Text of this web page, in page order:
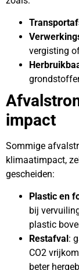
vergisting
impact
Sommige
klimaatimpact,
gescheiden:
Plastic en
bij
plastic
Restafval :
CO2
beter